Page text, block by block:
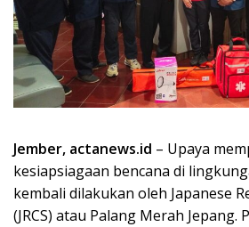
Jember, actanews.id – Upaya
kesiapsiagaan bencana di
kembali dilakukan oleh Japanese
(JRCS) atau Palang Merah Jepang.